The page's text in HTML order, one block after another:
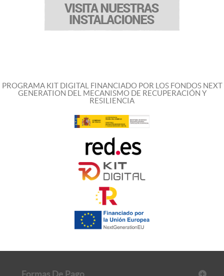
PROGRAMA KIT DIGITAL FINANCIADO POR LOS FONDOS NEXT
GENERATION DEL MECANISMO DE RECUPERACIÓN Y
RESILIENCIA
Formas De Pago